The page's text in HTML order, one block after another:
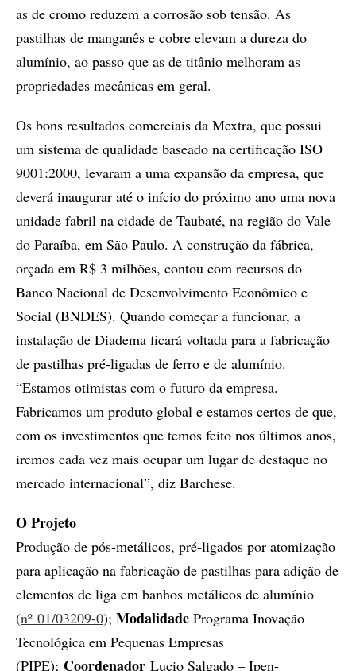
as de cromo reduzem a corrosão sob tensão. As
pastilhas de manganês e cobre elevam a dureza do
alumínio, ao passo que as de titânio melhoram as
propriedades mecânicas em geral.
Os bons resultados comerciais da Mextra, que possui
um sistema de qualidade baseado na certificação ISO
9001:2000, levaram a uma expansão da empresa, que
deverá inaugurar até o início do próximo ano uma nova
unidade fabril na cidade de Taubaté, na região do Vale
do Paraíba, em São Paulo. A construção da fábrica,
orçada em R$ 3 milhões, contou com recursos do
Banco Nacional de Desenvolvimento Econômico e
Social (BNDES). Quando começar a funcionar, a
instalação de Diadema ficará voltada para a fabricação
de pastilhas pré-ligadas de ferro e de alumínio.
“Estamos otimistas com o futuro da empresa.
Fabricamos um produto global e estamos certos de que,
com os investimentos que temos feito nos últimos anos,
iremos cada vez mais ocupar um lugar de destaque no
mercado internacional”, diz Barchese.
O Projeto
Produção de pós-metálicos, pré-ligados por atomização
para aplicação na fabricação de pastilhas para adição de
elementos de liga em banhos metálicos de alumínio
(nº 01/03209-0); Modalidade Programa Inovação
Tecnológica em Pequenas Empresas
(PIPE); Coordenador Lucio Salgado – Ipen-